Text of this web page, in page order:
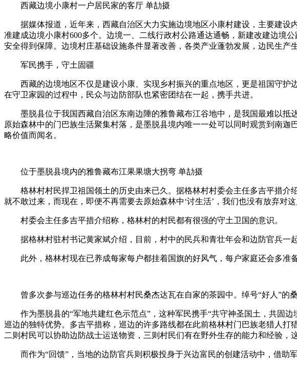
西藏边境小康村一户居民家的客厅 单劼摄
据媒体报道，近年来，西藏自治区大力实施边境地区小康村建设，主要建设
准建成边境小康村600多个。边境一、二线行政村公路通达通畅，新建改建边境
安全得到保障。边境村庄基础设施条件显著改善，各类产业蓬勃发展，边民生产
军民携手，守土固疆
西藏的边境地区不仅是建设小康、实现乡村振兴的重点地区，更是祖国守护
在守卫家园的过程中，民众与边防部队也紧密团结在一起，携手共进。
墨脱县位于我国西藏自治区东南边陲的雅鲁藏布江谷地中，是我国最难以抵
原始森林中的门巴族生活聚集村落，是墨脱县境内唯一一处可以同时观赏到南
略价值而闻名。
位于墨脱县境内的雅鲁藏布江果果塘大拐弯 单劼摄
格林村村民捍卫祖国领土的历史由来已久。据格林村村委会主任多吉平措介
就不敢过来，而现在，即便不再需要去原始森林中‘讨生活’，我们也没有放弃对这
村委会主任多吉平措介绍称，格林村的村民都有很强的守土卫国的意识。
据格林村驻村书记黄家斌介绍，目前，村中的民兵和青壮年会和边防官兵一
此外，格林村现在已养成每家每户都挂着国旗的好风气，每户家庭还会多准
曾多次参与巡边任务的格林村村民桑杰达瓦在自家的茶园中。绰号“好人”的
作为墨脱县的“军地共建红色示范点”，这种军民携手“共守神圣国土，共固边
巡边的独特优势。多吉平措称，巡边的许多路线都在此前格林村门巴族老猎人
二则村民可以协助边防战士运送物资，三则村民们有在野外生存的能力和经验，
而作为“回馈”，当地的边防官兵则积极投身于兴边富民的创建活动中，借助